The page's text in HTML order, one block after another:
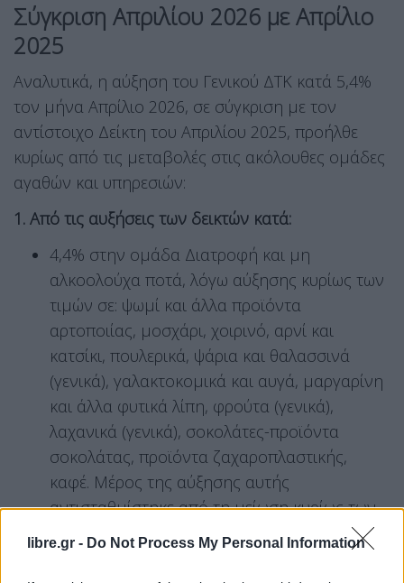
libre.gr - Do Not Process My Personal Information
Σύγκριση Απριλίου 2026 με Απρίλιο
2025
Αναλυτικά, η αύξηση του Γενικού ΔΤΚ κατά 5,4%
τον μήνα Απρίλιο 2026, σε σύγκριση με τον
αντίστοιχο Δείκτη του Απριλίου 2025, προήλθε
κυρίως από τις μεταβολές στις ακόλουθες ομάδες
αγαθών και υπηρεσιών:
1. Από τις αυξήσεις των δεικτών κατά:
4,4% στην ομάδα Διατροφή και μη
αλκοολούχα ποτά, λόγω αύξησης κυρίως των
τιμών σε: ψωμί και άλλα προϊόντα
αρτοποιίας, μοσχάρι, χοιρινό, αρνί και
κατσίκι, πουλερικά, ψάρια και θαλασσινά
(γενικά), γαλακτοκομικά και αυγά, μαργαρίνη
και άλλα φυτικά λίπη, φρούτα (γενικά),
λαχανικά (γενικά), σοκολάτες-προϊόντα
σοκολάτας, προϊόντα ζαχαροπλαστικής,
καφέ. Μέρος της αύξησης αυτής
αντισταθμίστηκε από τη μείωση κυρίως των
τιμών στο ελαιόλαδο.
1,4% στην ομάδα Αλκοολούχα ποτά και